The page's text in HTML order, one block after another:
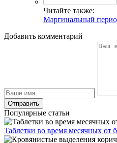
Читайте также:
Маргинальный
Добавить комментарий
Популярные статьи
Таблетки во время месячных от